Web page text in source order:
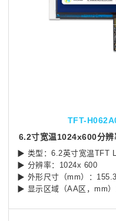
TFT-
6.2寸宽温1024x600分
▶ 类型：6.2英寸宽温TFT
▶ 分辨率：1024x 600
▶ 外形尺寸（mm）：
▶ 显示区域（AA区，mm